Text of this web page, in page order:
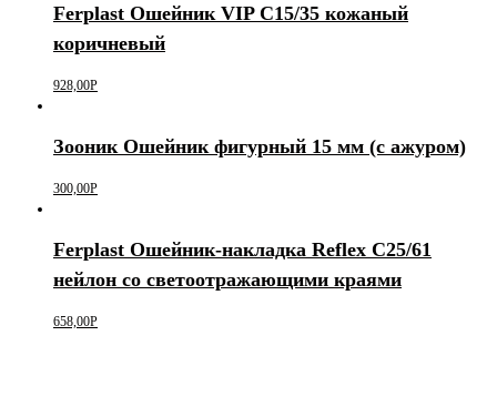
Ferplast Ошейник VIP C15/35 кожаный
коричневый
928,00Р
Зооник Ошейник фигурный 15 мм (с ажуром)
300,00Р
Ferplast Ошейник-накладка Reflex С25/61
нейлон со светоотражающими краями
658,00Р